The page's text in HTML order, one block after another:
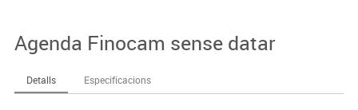
Agenda Finocam sense datar
Detalls Especificacions